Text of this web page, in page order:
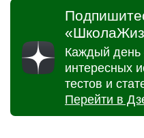
Каждый
интересных
тестов и
Перейти в